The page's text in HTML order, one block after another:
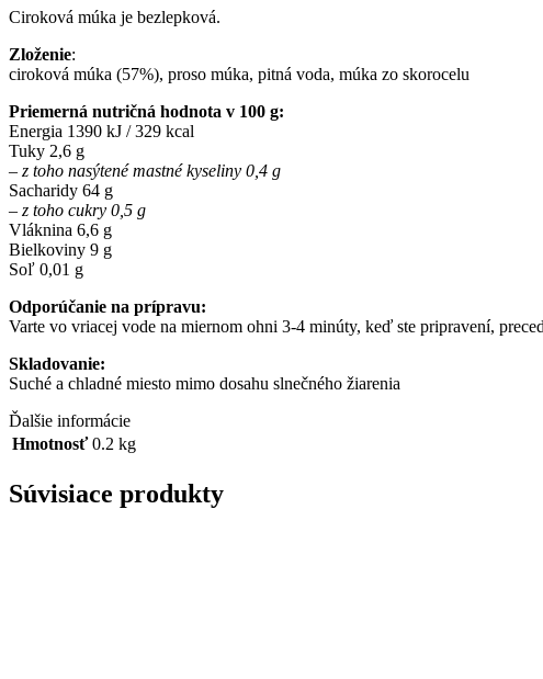
Ciroková múka je bezlepková.
Zloženie:
ciroková múka (57%), proso múka, pitná voda, múka zo skorocelu
Priemerná nutričná hodnota v 100 g:
Energia 1390 kJ / 329 kcal
Tuky 2,6 g
– z toho nasýtené mastné kyseliny 0,4 g
Sacharidy 64 g
– z toho cukry 0,5 g
Vláknina 6,6 g
Bielkoviny 9 g
Soľ 0,01 g
Odporúčanie na prípravu:
Varte vo vriacej vode na miernom ohni 3-4 minúty, keď ste pripravení,
Skladovanie:
Suché a chladné miesto mimo dosahu slnečného žiarenia
Ďalšie informácie
Hmotnosť 0.2 kg
Súvisiace produkty